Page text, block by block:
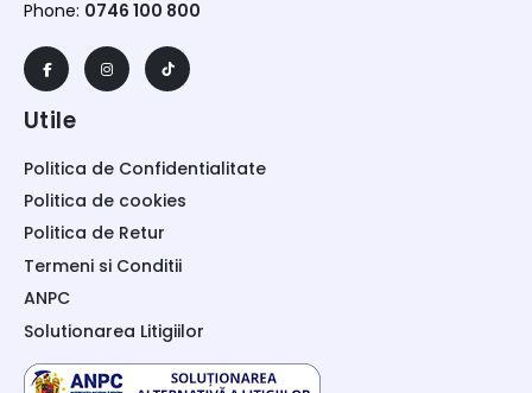
Phone: 0746 100 800
Utile
Politica de Confidentialitate
Politica de cookies
Politica de Retur
Termeni si Conditii
ANPC
Solutionarea Litigiilor